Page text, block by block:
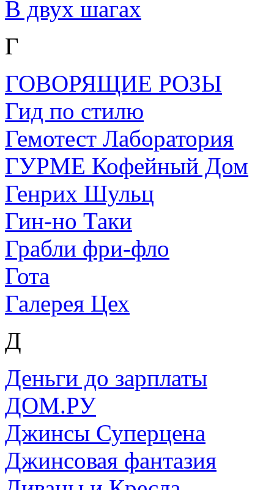
В двух шагах
Г
ГОВОРЯЩИЕ РОЗЫ
Гид по стилю
Гемотест Лаборатория
ГУРМЕ Кофейный Дом
Генрих Шульц
Гин-но Таки
Грабли фри-фло
Гота
Галерея Цех
Д
Деньги до зарплаты
ДОМ.РУ
Джинсы Суперцена
Джинсовая фантазия